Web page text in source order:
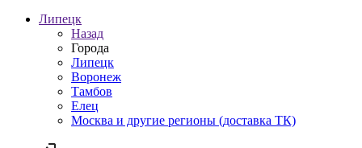
Липецк
Назад
Города
Липецк
Воронеж
Тамбов
Елец
Москва и другие регионы (доставка ТК)